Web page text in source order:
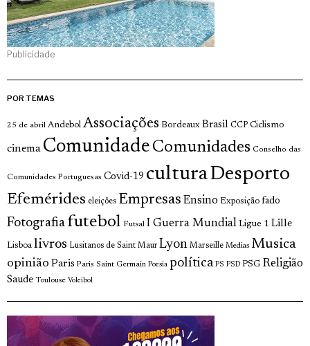
Publicidade
POR TEMAS
25 de abril Andebol Associações Bordeaux Brasil CCP Ciclismo
cinema Comunidade Comunidades Conselho das
Comunidades Portuguesas Covid-19 culturaDesporto
Efemérides eleições Empresas Ensino Exposição fado
Fotografia futebol Futsal I Guerra Mundial Ligue 1 Lille
Lisboa livros Lusitanos de Saint Maur Lyon Marseille Medias Musica
opinião Paris Paris Saint Germain Poesia política PS PSD PSG Religião
Saude Toulouse Voleibol